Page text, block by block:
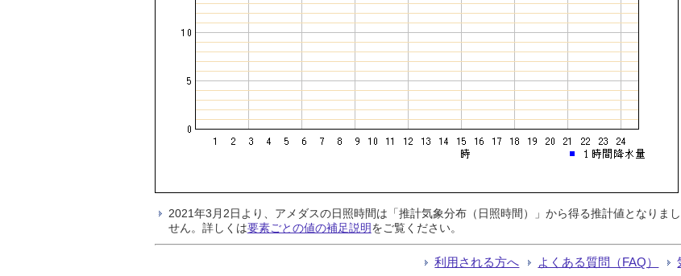
2021年3月2日より、アメダスの日照時間は「推計気象分布（日照時間）」から得る推計値となりま
せん。詳しくは要素ごとの値の補足説明をご覧ください。
利用される方へ よくある質問（FAQ）